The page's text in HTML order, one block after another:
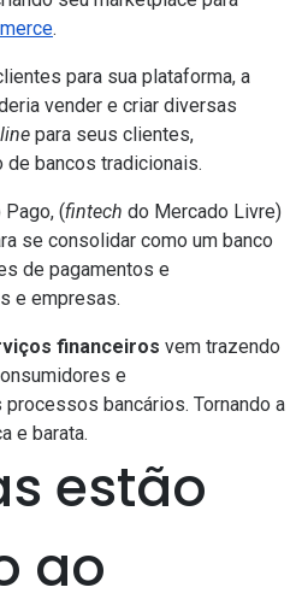
.
para sua plataforma, a
vender e criar diversas
para seus clientes,
bancos tradicionais.
Pago, (fintech do Mercado Livre)
se consolidar como um banco
de pagamentos e
e empresas.
financeiros vem trazendo
e
bancários. Tornando a
e barata.
estão
ao